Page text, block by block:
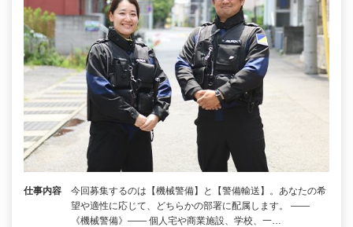
仕事内容
今回募集するのは【機械警備】と【警備輸送】。あなたの希
望や適性に応じて、どちらかの部署に配属します。 ――
《機械警備》―― 個人宅や商業施設、学校、一…